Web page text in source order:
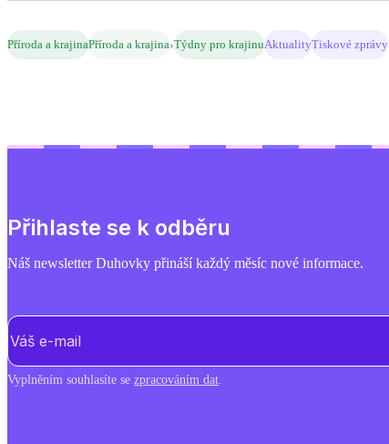
Příroda a krajinaPříroda a krajina›Týdny pro krajinuAktualityTiskové zprávy
Přihlaste se k odběru
Náš newsletter Duhovky přináší každý měsíc nové informace.
E-mail
Vyplněním souhlasíte se zpracováním dat.